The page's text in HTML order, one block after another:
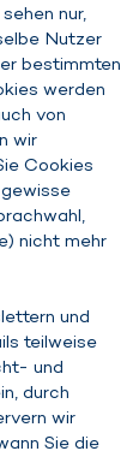
nur,
Nutzer
bestimmten
werden
von
wir
Cookies
nicht mehr
und
teilweise
und
durch
wir
Sie die